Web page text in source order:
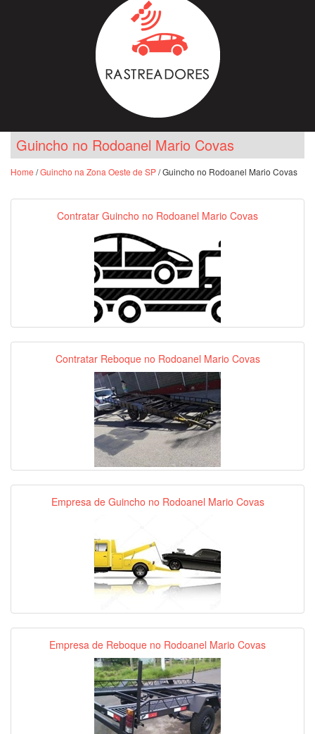
Guincho no Rodoanel Mario Covas
Home /Guincho na Zona Oeste de SP/ Guincho no Rodoanel Mario Covas
Contratar Guincho no Rodoanel Mario Covas
Contratar Reboque no Rodoanel Mario Covas
Empresa de Guincho no Rodoanel Mario Covas
Empresa de Reboque no Rodoanel Mario Covas